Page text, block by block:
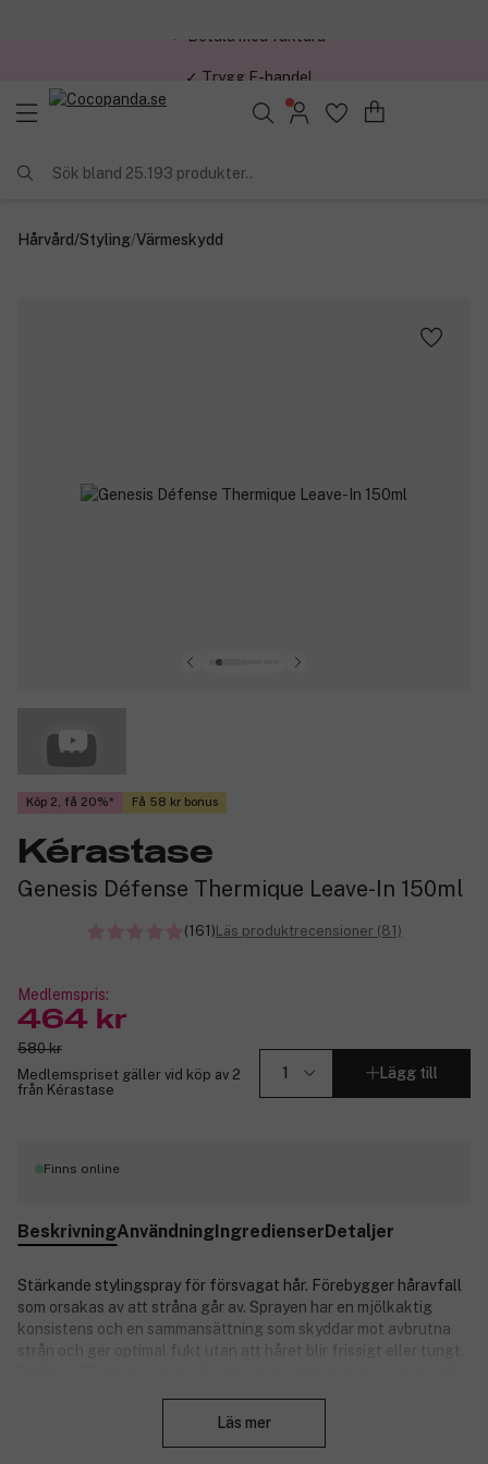
Sök bland 25.193 produkter..
Hårvård/Styling/Värmeskydd
Köp 2, få 20% Få 58 kr bonus
Kérastase
Genesis Défense Thermique Leave-In 150ml
(161)Läs produktrecensioner (81)
Medlemspris:
464 kr
580 kr
Medlemspriset gäller vid köp av 2
från Kérastase
Lägg till
Finns online
BeskrivningAnvändningIngredienserDetaljer
Stärkande stylingspray för försvagat hår. Förebygger håravfall
som orsakas av att stråna går av. Sprayen har en mjölkaktig
konsistens och en sammansättning som skyddar mot avbrutna
strån och ger optimal fukt utan att håret blir frissigt eller tungt.
håret från värme upp till 220° C för att minska risken för
Läs mer